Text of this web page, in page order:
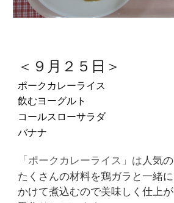
＜９月２５日＞
ポークカレーライス
飲むヨーグルト
コールスローサラダ
バナナ
「ポークカレーライス」は 人気
たくさんの材料を鶏ガラと一緒
かけて煮込むので美味しく仕上